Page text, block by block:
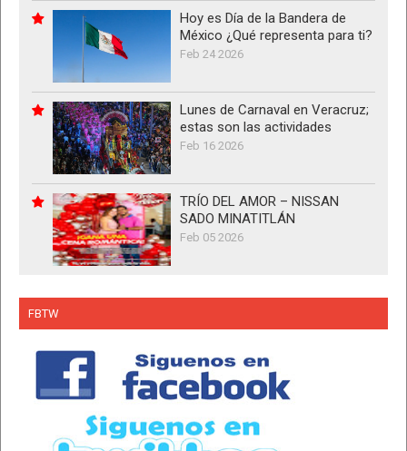
Hoy es Día de la Bandera de
México ¿Qué representa para ti?
Feb 24 2026
Lunes de Carnaval en Veracruz;
estas son las actividades
Feb 16 2026
TRÍO DEL AMOR – NISSAN
SADO MINATITLÁN
Feb 05 2026
FBTW